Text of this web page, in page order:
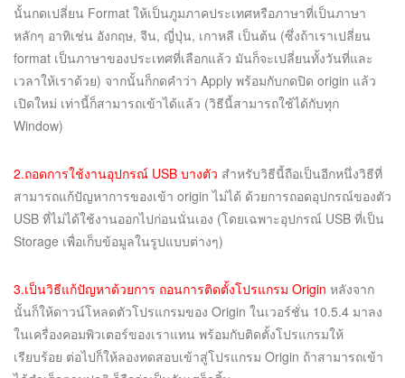
นั้นกดเปลี่ยน Format ให้เป็นภูมภาคประเทศหรือภาษาที่เป็นภาษา
หลักๆ อาทิเช่น อังกฤษ, จีน, ญี่ปุ่น, เกาหลี เป็นต้น (ซึ่งถ้าเราเปลี่ยน
format เป็นภาษาของประเทศที่เลือกแล้ว มันก็จะเปลี่ยนทั้งวันที่และ
เวลาให้เราด้วย) จากนั้นก็กดคำว่า Apply พร้อมกับกดปิด origin แล้ว
เปิดใหม่ เท่านี้ก็สามารถเข้าได้แล้ว (วิธีนี้สามารถใช้ได้กับทุก
Window)
2.ถอดการใช้งานอุปกรณ์ USB บางตัว สำหรับวิธีนี้ถือเป็นอีกหนึ่งวิธีที่
สามารถแก้ปัญหาการของเข้า origin ไม่ได้ ด้วยการถอดอุปกรณ์ของตัว
USB ที่ไม่ได้ใช้งานออกไปก่อนนั่นเอง (โดยเฉพาะอุปกรณ์ USB ที่เป็น
Storage เพื่อเก็บข้อมูลในรูปแบบต่างๆ)
3.เป็นวิธีแก้ปัญหาด้วยการ ถอนการติดตั้งโปรแกรม Origin หลังจาก
นั้นก็ให้ดาวน์โหลดตัวโปรแกรมของ Origin ในเวอร์ชั่น 10.5.4 มาลง
ในเครื่องคอมพิวเตอร์ของเราแทน พร้อมกับติดตั้งโปรแกรมให้
เรียบร้อย ต่อไปก็ให้ลองทดสอบเข้าสู่โปรแกรม Origin ถ้าสามารถเข้า